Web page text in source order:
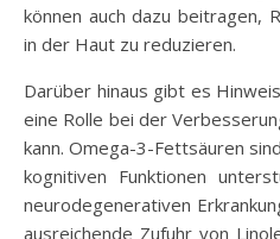
können auch dazu beitragen,
in der Haut zu reduzieren.
Darüber hinaus gibt es
eine Rolle bei der
kann. Omega-3-Fettsäuren
kognitiven Funktionen
neurodegenerativen
ausreichende Zufuhr von